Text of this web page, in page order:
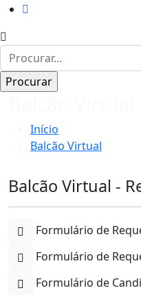
Início
Balcão Virtual
Balcão Virtual -
Formulário de
Formulário de
Formulário de